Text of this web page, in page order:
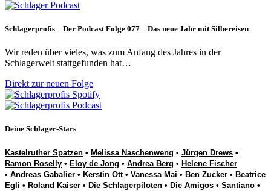
Schlagerprofis – Der Podcast Folge 077 – Das neue Jahr mit Silbereisen
Wir reden über vieles, was zum Anfang des Jahres in der
Schlagerwelt stattgefunden hat…
Direkt zur neuen Folge
Deine Schlager-Stars
Kastelruther Spatzen • Melissa Naschenweng • Jürgen Drews •
Ramon Roselly • Eloy de Jong • Andrea Berg • Helene Fischer
• Andreas Gabalier • Kerstin Ott• Vanessa Mai • Ben Zucker • Beatrice
Egli • Roland Kaiser • Die Schlagerpiloten • Die Amigos • Santiano •